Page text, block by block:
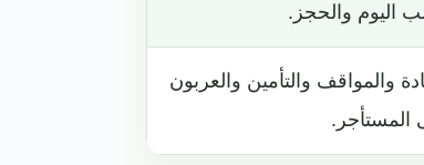
اليوم والحجز.
والمواقف والتأمين والعربون
المستأجر.